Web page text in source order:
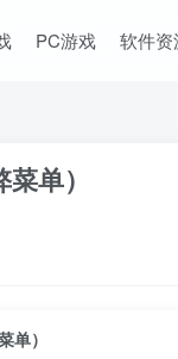
PC游戏 软件资
单）
单）